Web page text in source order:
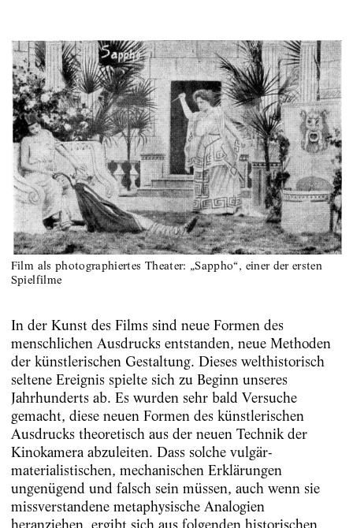
Film als photographiertes Theater: „Sappho“, einer der ersten
Spielfilme
In der Kunst des Films sind neue Formen des
menschlichen Ausdrucks entstanden, neue Methoden
der künstlerischen Gestaltung. Dieses welthistorisch
seltene Ereignis spielte sich zu Beginn unseres
Jahrhunderts ab. Es wurden sehr bald Versuche
gemacht, diese neuen Formen des künstlerischen
Ausdrucks theoretisch aus der neuen Technik der
Kinokamera abzuleiten. Dass solche vulgär-
materialistischen, mechanischen Erklärungen
ungenügend und falsch sein müssen, auch wenn sie
missverstandene metaphysische Analogien
heranziehen, ergibt sich aus folgenden historischen